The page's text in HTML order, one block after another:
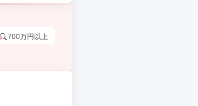
700万円以上